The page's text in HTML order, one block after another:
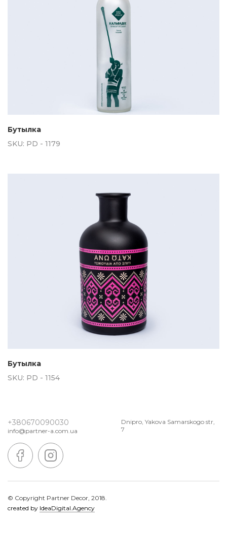
Бутылка
SKU: PD - 1179
Бутылка
SKU: PD - 1154
+380670090030
info@partner-a.com.ua
Dnipro, Yakova Samarskogo str,
7
© Copyright Partner Decor, 2018.
created by IdeaDigital.Agency